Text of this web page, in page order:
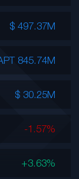
$ 497.37M
845.74M
$ 30.25M
-1.57%
+3.63%